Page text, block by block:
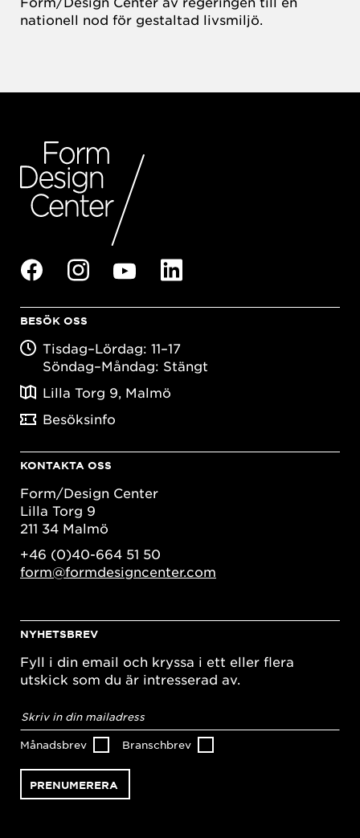
nationell nod för gestaltad livsmiljö.
BESÖK OSS
Tisdag–Lördag: 11–17
Söndag–Måndag: Stängt
Lilla Torg 9, Malmö
Besöksinfo
KONTAKTA OSS
Form/Design Center
Lilla Torg 9
211 34 Malmö
+46 (0)40-664 51 50
form@formdesigncenter.com
NYHETSBREV
Fyll i din email och kryssa i ett eller flera
utskick som du är intresserad av.
postadress*
Månadsbrev Branschbrev